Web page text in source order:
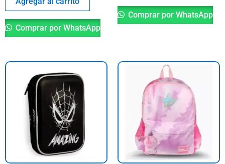
Comprar por WhatsApp
Comprar por WhatsApp